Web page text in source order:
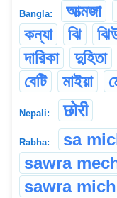
Bangla: আত্মজা
কন্যা
ঝি
দারিকা
দুহিতা
বেটি
মাইয়া
Nepali: छोरी
Rabha: sa
sawra
sawra